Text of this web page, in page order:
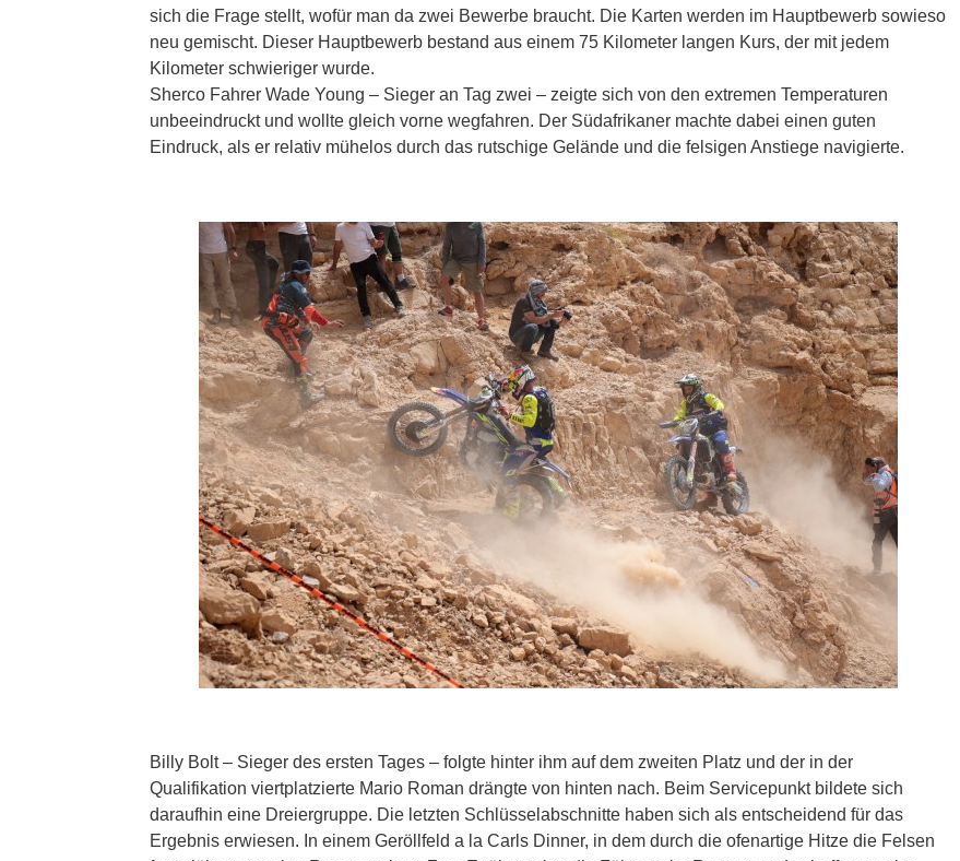
sich die Frage stellt, wofür man da zwei Bewerbe braucht. Die Karten werden im Hauptbewerb sowieso
neu gemischt. Dieser Hauptbewerb bestand aus einem 75 Kilometer langen Kurs, der mit jedem
Kilometer schwieriger wurde.
Sherco Fahrer Wade Young – Sieger an Tag zwei – zeigte sich von den extremen Temperaturen
unbeeindruckt und wollte gleich vorne wegfahren. Der Südafrikaner machte dabei einen guten
Eindruck, als er relativ mühelos durch das rutschige Gelände und die felsigen Anstiege navigierte.
Billy Bolt – Sieger des ersten Tages – folgte hinter ihm auf dem zweiten Platz und der in der
Qualifikation viertplatzierte Mario Roman drängte von hinten nach. Beim Servicepunkt bildete sich
daraufhin eine Dreiergruppe. Die letzten Schlüsselabschnitte haben sich als entscheidend für das
Ergebnis erwiesen. In einem Geröllfeld a la Carls Dinner, in dem durch die ofenartige Hitze die Felsen